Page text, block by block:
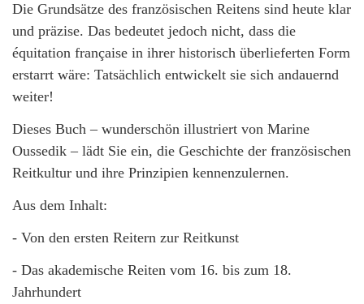
Die Grundsätze des französischen Reitens sind heute klar
und präzise. Das bedeutet jedoch nicht, dass die
équitation française in ihrer historisch überlieferten Form
erstarrt wäre: Tatsächlich entwickelt sie sich andauernd
weiter!
Dieses Buch – wunderschön illustriert von Marine
Oussedik – lädt Sie ein, die Geschichte der französischen
Reitkultur und ihre Prinzipien kennenzulernen.
Aus dem Inhalt:
- Von den ersten Reitern zur Reitkunst
- Das akademische Reiten vom 16. bis zum 18.
Jahrhundert